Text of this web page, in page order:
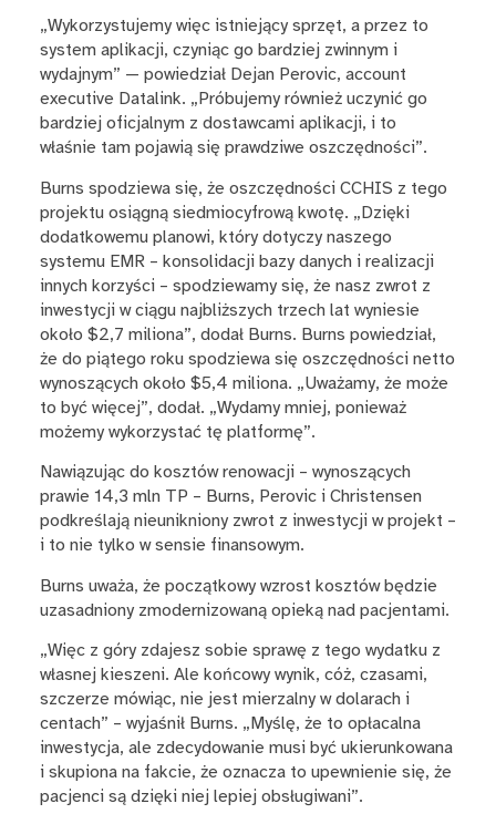
„Wykorzystujemy więc istniejący sprzęt, a przez to
system aplikacji, czyniąc go bardziej zwinnym i
wydajnym” — powiedział Dejan Perovic, account
executive Datalink. „Próbujemy również uczynić go
bardziej oficjalnym z dostawcami aplikacji, i to
właśnie tam pojawią się prawdziwe oszczędności”.
Burns spodziewa się, że oszczędności CCHIS z tego
projektu osiągną siedmiocyfrową kwotę. „Dzięki
dodatkowemu planowi, który dotyczy naszego
systemu EMR – konsolidacji bazy danych i realizacji
innych korzyści – spodziewamy się, że nasz zwrot z
inwestycji w ciągu najbliższych trzech lat wyniesie
około $2,7 miliona”, dodał Burns. Burns powiedział,
że do piątego roku spodziewa się oszczędności netto
wynoszących około $5,4 miliona. „Uważamy, że może
to być więcej”, dodał. „Wydamy mniej, ponieważ
możemy wykorzystać tę platformę”.
Nawiązując do kosztów renowacji – wynoszących
prawie 14,3 mln TP – Burns, Perovic i Christensen
podkreślają nieunikniony zwrot z inwestycji w projekt –
i to nie tylko w sensie finansowym.
Burns uważa, że początkowy wzrost kosztów będzie
uzasadniony zmodernizowaną opieką nad pacjentami.
„Więc z góry zdajesz sobie sprawę z tego wydatku z
własnej kieszeni. Ale końcowy wynik, cóż, czasami,
szczerze mówiąc, nie jest mierzalny w dolarach i
centach” – wyjaśnił Burns. „Myślę, że to opłacalna
inwestycja, ale zdecydowanie musi być ukierunkowana
i skupiona na fakcie, że oznacza to upewnienie się, że
pacjenci są dzięki niej lepiej obsługiwani”.